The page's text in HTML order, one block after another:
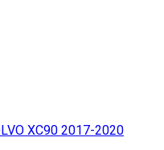
XC90 2017-2020